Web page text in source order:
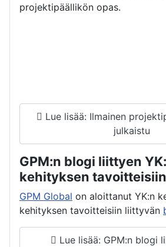
projektipäällikön opas.
Lue lisää: Ilmainen
julkaistu
GPM:n blogi liittyen
kehityksen tavoitteisiin
GPM Global on aloittanut YK:n
kehityksen tavoitteisiin liittyvän
Lue lisää: GPM:n blogi